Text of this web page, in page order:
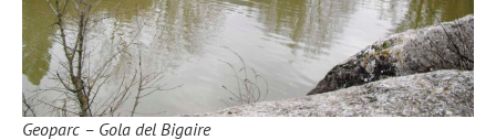
Geoparc – Gola del Bigaire